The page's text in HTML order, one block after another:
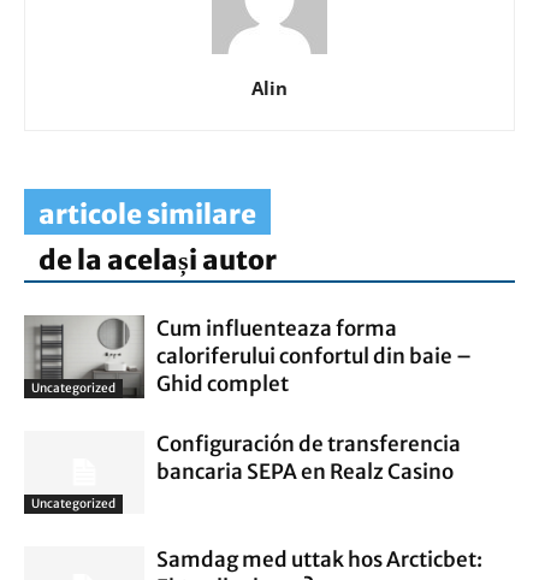
Alin
articole similare
de la același autor
Uncategorized
Cum influenteaza forma
caloriferului confortul din baie –
Ghid complet
Uncategorized
Configuración de transferencia
bancaria SEPA en Realz Casino
Samdag med uttak hos Arcticbet: